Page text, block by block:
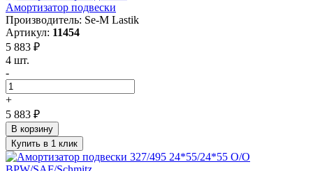
Амортизатор подвески
Производитель: Se-M Lastik
Артикул: 11454
5 883 ₽
4 шт.
-
+
5 883 ₽
В корзину
Купить в 1 клик